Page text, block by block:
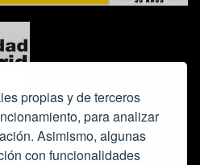
propias y de terceros
para analizar
Asimismo, algunas
con funcionalidades